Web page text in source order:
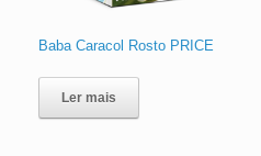
Baba Caracol Rosto PRICE
Ler mais